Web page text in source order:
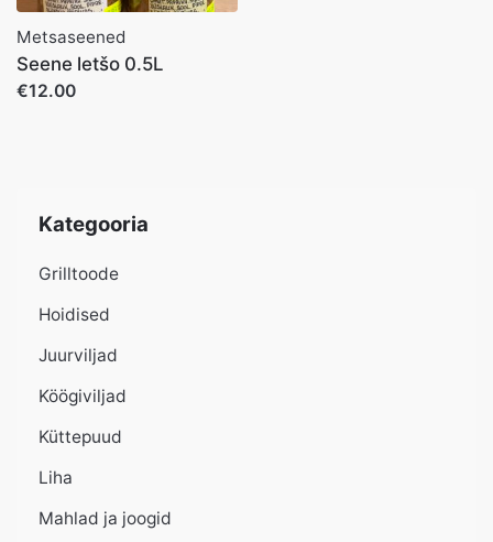
Kategooria
Grilltoode
Hoidised
Juurviljad
Köögiviljad
Küttepuud
Liha
Mahlad ja joogid
Metsaseened
Seene letšo 0.5L
€12.00